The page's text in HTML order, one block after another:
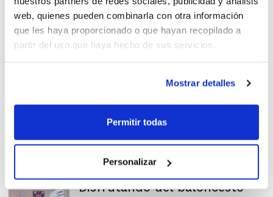
web, quienes pueden combinarla con otra información
que les haya proporcionado o que hayan recopilado a
partir del uso que haya hecho de sus servicios.
Mostrar detalles
Permitir todas
Personalizar
en la Copa Puleva
Fase Final de la I Copa Puleva
de Minibasket Femenino
Disfrutando del baloncesto